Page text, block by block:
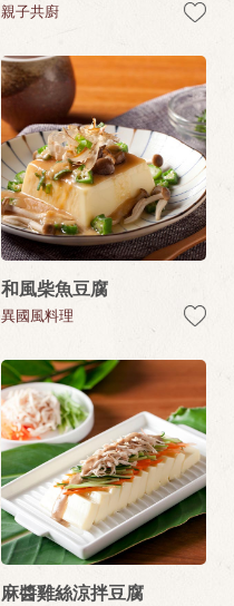
親子共廚
和風柴魚豆腐
異國風料理
麻醬雞絲涼拌豆腐